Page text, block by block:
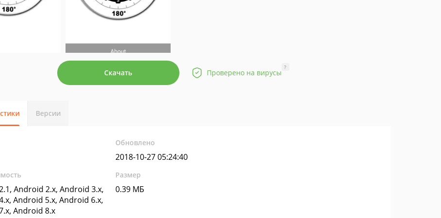
Скачать Проверено на вирусы
?
Версии
Обновлено
2018-10-27 05:24:40
Android 2.x, Android 3.x,
Android 5.x, Android 6.x,
Android 8.x
Размер
0.39 МБ